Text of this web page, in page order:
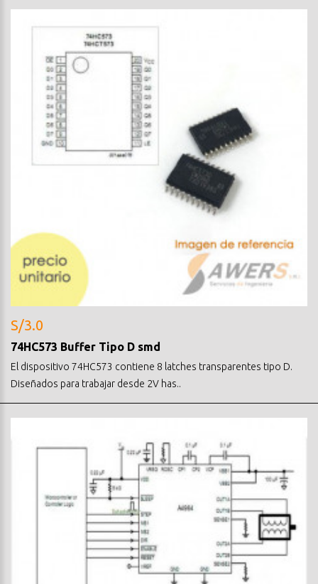
S/3.0
74HC573 Buffer Tipo D smd
El dispositivo 74HC573 contiene 8 latches transparentes tipo D.
Diseñados para trabajar desde 2V has..